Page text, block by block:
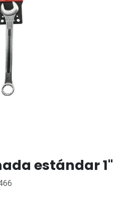
estándar 1"